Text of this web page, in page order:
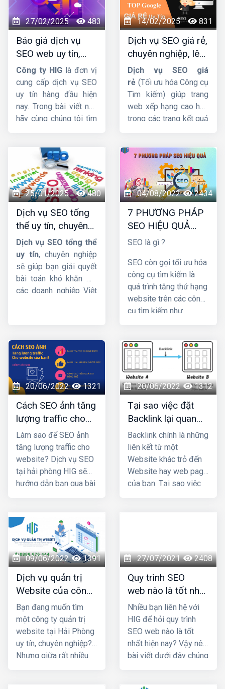
27/02/2025 483
Báo giá dịch vụ
SEO web uy tín,
chuyên nghiệp,
hiệu quả lâu dài
Công ty HIG là đơn vị
cung cấp dịch vụ SEO
uy tín hàng đầu hiện
nay. Trong bài viết này
hãy cùng chúng tôi tìm
nhật mới nhất.
14/02/2025 831
Dịch vụ SEO giá rẻ,
chuyên nghiệp, lên
TOP Google bền
vững
Dịch vụ SEO giá
rẻ (Tối ưu hóa Công cụ
Tìm kiếm) giúp trang
web xếp hạng cao hơn
trong các trang kết quả
lượng truy cập hơn đến
trang web. Trong bài
viết này, cùngHIGtìm
hiểu chi tiết về dịch vụ
này nhá !
25/01/2025 480
Dịch vụ SEO tổng
thể uy tín, chuyên
nghiệp và hiệu quả
Dịch vụ SEO tổng thể
uy tín, chuyên nghiệp
sẽ giúp bạn giải quyết
bài toán khó khăn mà
các doanh nghiệp Việt
dưới đây củaHIGnhé !
04/08/2022 2434
7 PHƯƠNG PHÁP
SEO HIỆU QUẢ
BẠN NÊN BIẾT
SEO là gì ?
SEO còn gọi tối ưu hóa
công cụ tìm kiếm là
quá trình tăng thứ hạng
website trên các công
cụ tìm kiếm như
thương hiệu tới khách
hàng. SEO có 3 phần:
chiến lược, chiến thuật
và copywriting. Khi
đảm bảo 3 yếu tố đó
thì chiến lược
marketing của bạn sẽ
thành công và giúp bạn
tăng doanh thu - lợi
nhuận đáng kể.
20/06/2022 1321
Cách SEO ảnh tăng
lượng traffic cho
website của bạn?
Làm sao để SEO ảnh
tăng lượng traffic cho
website? Dịch vụ SEO
tại hải phòng HIG sẽ
hướng dẫn bạn qua bài
20/06/2022 1312
Tại sao việc đặt
Backlink lại quan
trọng trong Seo ?
Backlink chính là những
liên kết từ một
Website khác trỏ đến
Website hay web page
của bạn. Tại sao việc
09/06/2022
1391
Dịch vụ quản trị
Website của công
ty nào uy tín và
chuyên nghiệp nhất
Hải Phòng?
Bạn đang muốn tìm
một công ty quản trị
website tại Hải Phòng
uy tín, chuyên nghiệp?
Nhưng giữa rất nhiều
27/07/2021 2408
Quy trình SEO
web nào là tốt nhất
hiện nay?
Nhiều bạn liên hệ với
HIG để hỏi quy trình
SEO web nào là tốt
nhất hiện nay? Vậy nên
bài viết dưới đây chúng